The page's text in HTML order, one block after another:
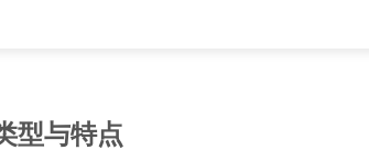
型与特点